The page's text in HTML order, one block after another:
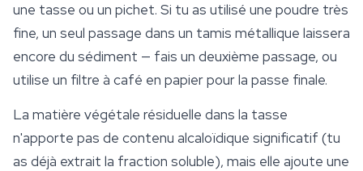
une tasse ou un pichet. Si tu as utilisé une poudre très
fine, un seul passage dans un tamis métallique laissera
encore du sédiment — fais un deuxième passage, ou
utilise un filtre à café en papier pour la passe finale.
La matière végétale résiduelle dans la tasse
n'apporte pas de contenu alcaloïdique significatif (tu
as déjà extrait la fraction soluble), mais elle ajoute une